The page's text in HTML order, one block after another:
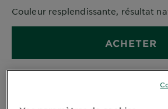
Couleur resplendissante, résultat
ACHETER